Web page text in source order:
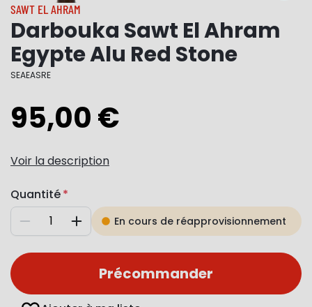
SAWT EL AHRAM
Darbouka Sawt El Ahram
Egypte Alu Red Stone
SEAEASRE
95,00 €
Voir la description
Quantité
Diminuer AugmenterEn cours de réapprovisionnement
Précommander